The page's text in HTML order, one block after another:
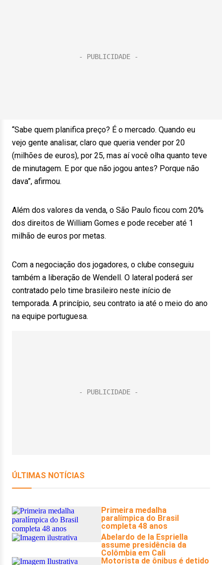
“Sabe quem planifica preço? É o mercado. Quando eu
vejo gente analisar, claro que queria vender por 20
(milhões de euros), por 25, mas aí você olha quanto teve
de minutagem. E por que não jogou antes? Porque não
dava”, afirmou.
Além dos valores da venda, o São Paulo ficou com 20%
dos direitos de William Gomes e pode receber até 1
milhão de euros por metas.
Com a negociação dos jogadores, o clube conseguiu
também a liberação de Wendell. O lateral poderá ser
contratado pelo time brasileiro neste início de
temporada. A princípio, seu contrato ia até o meio do ano
na equipe portuguesa.